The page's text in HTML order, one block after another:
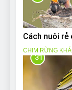
Cách nuôi rẻ
CHIM RỪNG
31